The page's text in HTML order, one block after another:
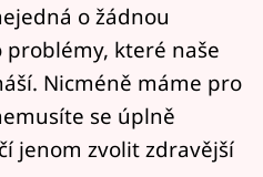
o žádnou
které naše
Nicméně máme pro
se úplně
jenom zvolit zdravější